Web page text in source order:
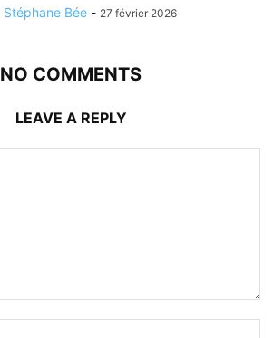
Stéphane Bée - 27 février 2026
NO COMMENTS
LEAVE A REPLY